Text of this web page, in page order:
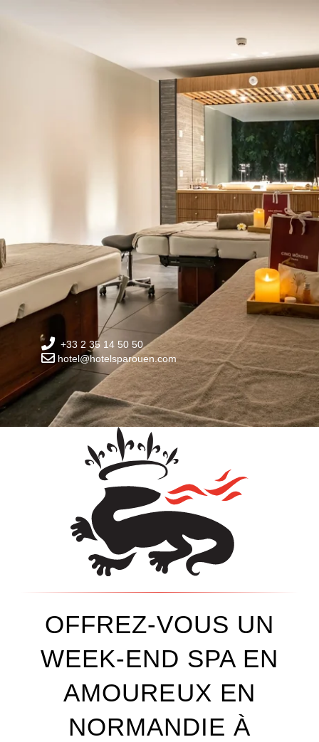
+33 2 35 14 50 50
hotel@hotelsparouen.com
OFFREZ-VOUS UN
WEEK-END SPA EN
AMOUREUX EN
NORMANDIE À